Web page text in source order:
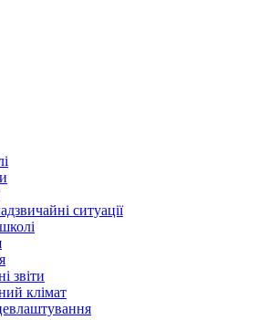
ситуації
звіти
клімат